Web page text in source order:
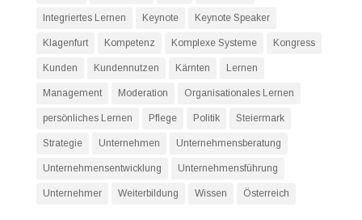
Integriertes Lernen Keynote Keynote Speaker
Klagenfurt Kompetenz Komplexe Systeme Kongress
Kunden Kundennutzen Kärnten Lernen
Management Moderation Organisationales Lernen
persönliches Lernen Pflege Politik Steiermark
Strategie Unternehmen Unternehmensberatung
Unternehmensentwicklung Unternehmensführung
Unternehmer Weiterbildung Wissen Österreich